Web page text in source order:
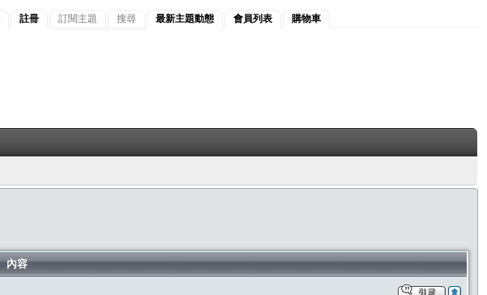
註冊 訂閱主題 搜尋 最新主題動態 會員列表 購物車
內容